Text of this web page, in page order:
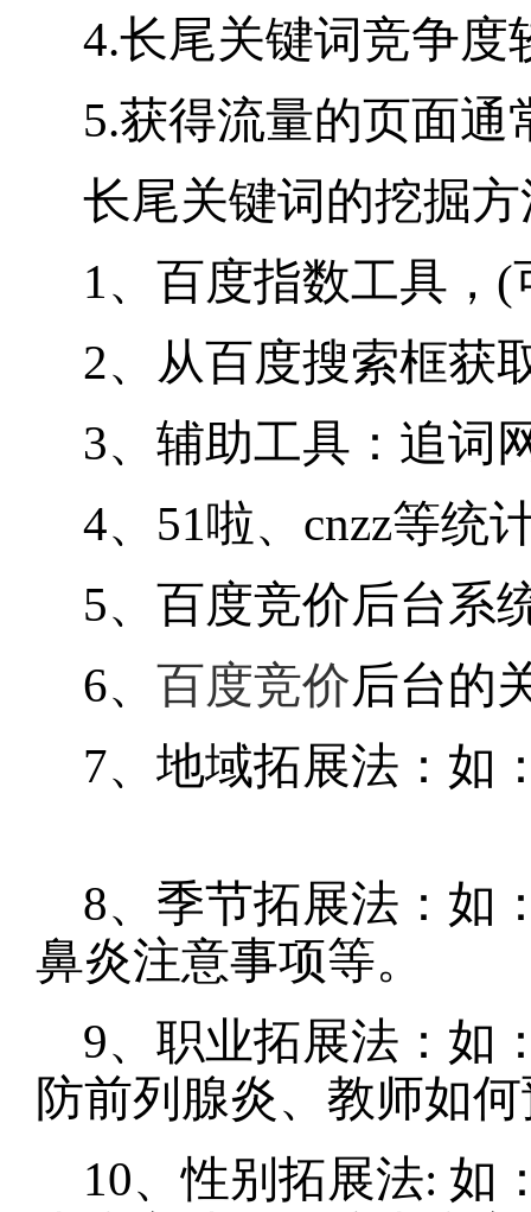
4.长尾关键词竞争度
5.获得流量的页面
长尾关键词的挖掘
1、百度指数工具
2、从百度搜索框
3、辅助工具：追词
4、51啦、cnzz等
5、百度竞价后台
6、 百度竞价后台
7、地域拓展法：如
8、季节拓展法：如
鼻炎注意事项等
9、职业拓展法：如
防前列腺炎、教师
10、性别拓展法: 如